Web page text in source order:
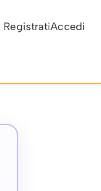
RegistratiAccedi